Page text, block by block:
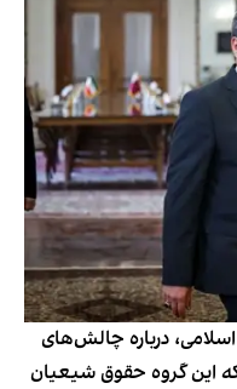
درباره چالش‌های
که این گروه حقوق شیعیان